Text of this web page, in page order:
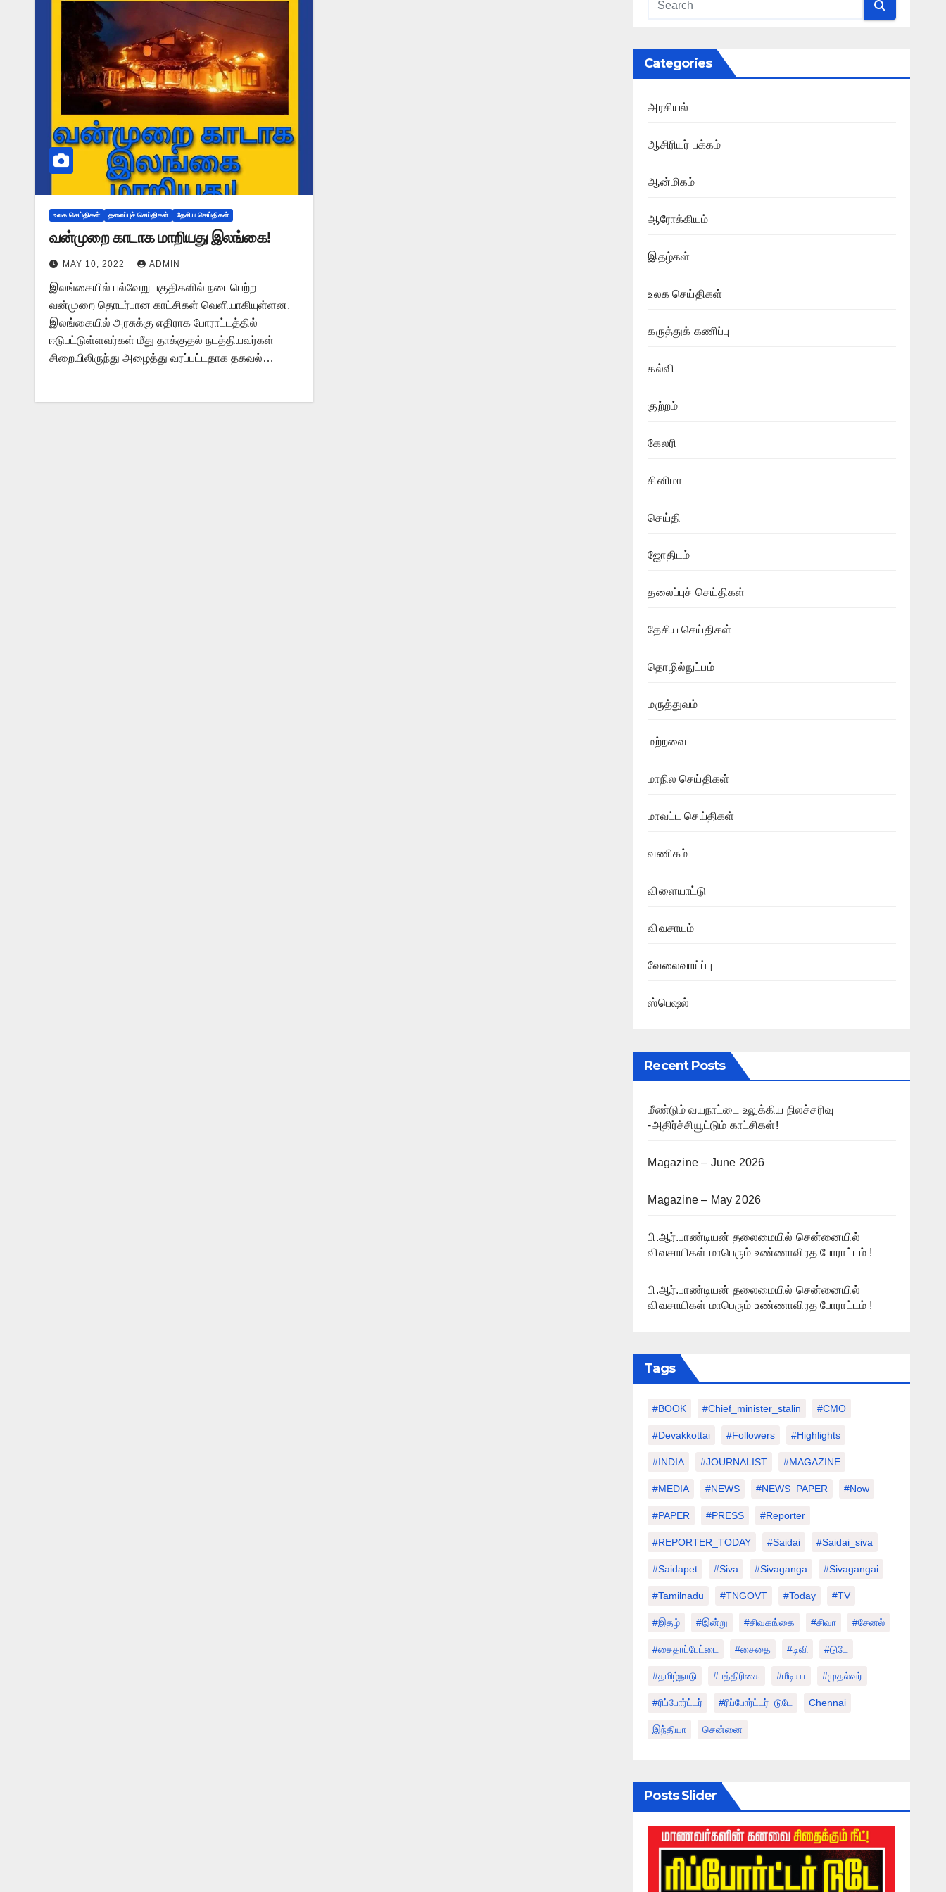
உலக செய்திகள் தலைப்புச் செய்திகள் தேசிய செய்திகள்
வன்முறை காடாக மாறியது இலங்கை!
MAY 10, 2022 ADMIN
இலங்கையில் பல்வேறு பகுதிகளில் நடைபெற்ற
வன்முறை தொடர்பான காட்சிகள் வெளியாகியுள்ளன.
இலங்கையில் அரசுக்கு எதிராக போராட்டத்தில்
ஈடுபட்டுள்ளவர்கள் மீது தாக்குதல் நடத்தியவர்கள்
சிறையிலிருந்து அழைத்து வரப்பட்டதாக தகவல்…
Categories
அரசியல்
ஆசிரியர் பக்கம்
ஆன்மிகம்
ஆரோக்கியம்
இதழ்கள்
உலக செய்திகள்
கருத்துக் கணிப்பு
கல்வி
குற்றம்
கேலரி
சினிமா
செய்தி
ஜோதிடம்
தலைப்புச் செய்திகள்
தேசிய செய்திகள்
தொழில்நுட்பம்
மருத்துவம்
மற்றவை
மாநில செய்திகள்
மாவட்ட செய்திகள்
வணிகம்
விளையாட்டு
விவசாயம்
வேலைவாய்ப்பு
ஸ்பெஷல்
Recent Posts
மீண்டும் வயநாட்டை உலுக்கிய நிலச்சரிவு
-அதிர்ச்சியூட்டும் காட்சிகள்!
Magazine – June 2026
Magazine – May 2026
பி.ஆர்.பாண்டியன் தலைமையில் சென்னையில்
விவசாயிகள் மாபெரும் உண்ணாவிரத போராட்டம் !
பி.ஆர்.பாண்டியன் தலைமையில் சென்னையில்
விவசாயிகள் மாபெரும் உண்ணாவிரத போராட்டம் !
Tags
#BOOK #chief_minister_stalin #CMO
#devakkottai #followers #highlights
#INDIA #JOURNALIST #MAGAZINE
#MEDIA #NEWS #NEWS_PAPER #Now
#PAPER #PRESS #Reporter
#REPORTER_TODAY #saidai #saidai_siva
#saidapet #Siva #Sivaganga #sivagangai
#tamilnadu #TNGOVT #today #TV
#இதழ் #இன்று #சிவகங்கை #சிவா #சேனல்
#சைதாப்பேட்டை #சைதை #டிவி #டுடே
#தமிழ்நாடு #பத்திரிகை #மீடியா #முதல்வர்
#ரிப்போர்ட்டர் #ரிப்போர்ட்டர்_டுடே Chennai
இந்தியா சென்னை
Posts Slider